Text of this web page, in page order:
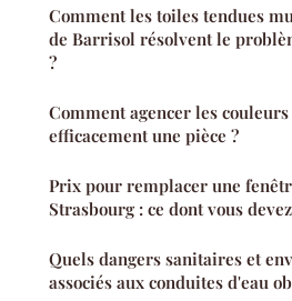
Comment les toiles tendues
de Barrisol résolvent le
?
Comment agencer les
efficacement une pièce ?
Prix pour remplacer une
Strasbourg : ce dont vous
Quels dangers sanitaires et
associés aux conduites d'eau